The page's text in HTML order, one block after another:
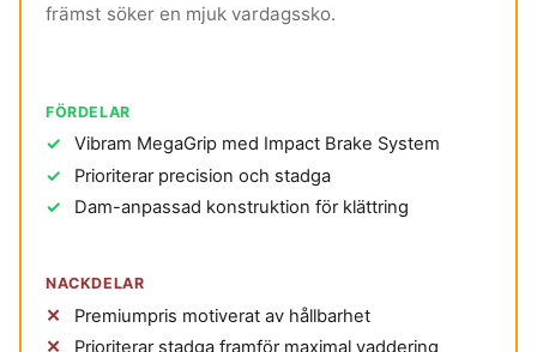
främst söker en mjuk vardagssko.
FÖRDELAR
Vibram MegaGrip med Impact Brake System
Prioriterar precision och stadga
Dam-anpassad konstruktion för klättring
NACKDELAR
Premiumpris motiverat av hållbarhet
Prioriterar stadga framför maximal vaddering